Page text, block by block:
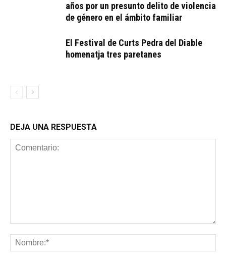
años por un presunto delito de violencia
de género en el ámbito familiar
El Festival de Curts Pedra del Diable
homenatja tres paretanes
DEJA UNA RESPUESTA